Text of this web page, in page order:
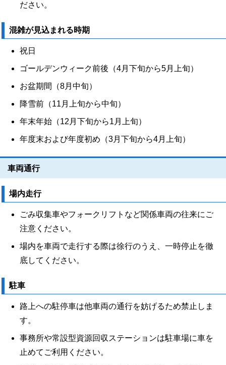
ださい。
混雑が見込まれる時期
祝日
ゴールデンウィーク前後（4月下旬から5月上旬）
お盆期間（8月中旬）
降雪前（11月上旬から中旬）
年末年始（12月下旬から1月上旬）
年度末および年度初め（3月下旬から4月上旬）
車両通行
場内走行
ごみ収集車やフォークリフトなど関係車両の往来にご
注意ください。
場内を車両で走行する際は徐行のうえ、一時停止を徹
底してください。
駐車
路上への駐停車は他車両の通行を妨げるため禁止しま
す。
事務所や常設型資源回収ステーションは駐車場に車を
止めてご利用ください。